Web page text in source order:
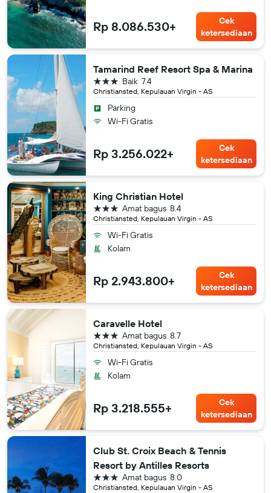
Rp 8.086.530+
Cek
ketersediaan
Tamarind Reef Resort Spa & Marina
Christiansted, Kepulauan Virgin - AS
7.4
Baik
bintang 3
Parking
Wi-Fi Gratis
Rp 3.256.022+
Cek
ketersediaan
King Christian Hotel
Christiansted, Kepulauan Virgin - AS
8.4
Amat bagus
bintang 3
Wi-Fi Gratis
Kolam
Rp 2.943.800+
Cek
ketersediaan
Caravelle Hotel
Christiansted, Kepulauan Virgin - AS
8.7
Amat bagus
bintang 3
Wi-Fi Gratis
Kolam
Rp 3.218.555+
Cek
ketersediaan
Club St. Croix Beach & Tennis
Resort by Antilles Resorts
Christiansted, Kepulauan Virgin - AS
8.0
Amat bagus
bintang 3